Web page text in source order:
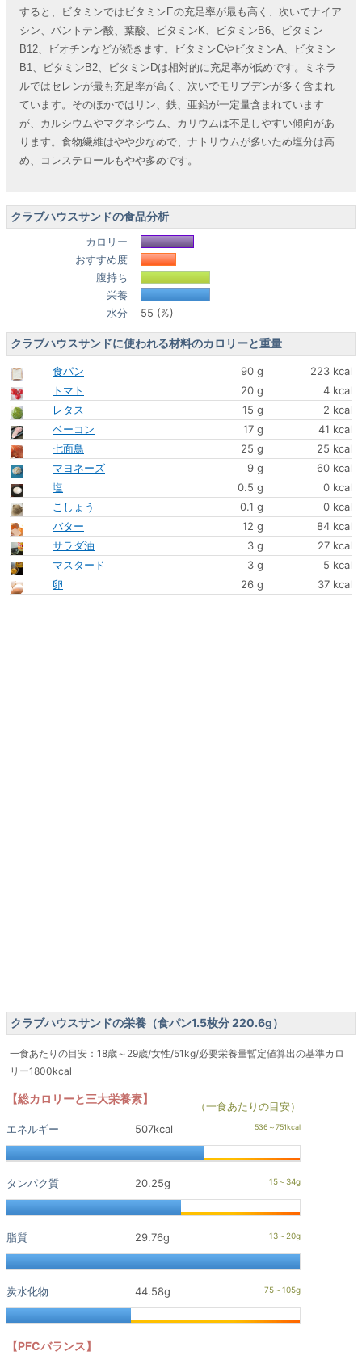
すると、ビタミンではビタミンEの充足率が最も高く、次いでナイア
シン、パントテン酸、葉酸、ビタミンK、ビタミンB6、ビタミン
B12、ビオチンなどが続きます。ビタミンCやビタミンA、ビタミン
B1、ビタミンB2、ビタミンDは相対的に充足率が低めです。ミネラ
ルではセレンが最も充足率が高く、次いでモリブデンが多く含まれ
ています。そのほかではリン、鉄、亜鉛が一定量含まれています
が、カルシウムやマグネシウム、カリウムは不足しやすい傾向があ
ります。食物繊維はやや少なめで、ナトリウムが多いため塩分は高
め、コレステロールもやや多めです。
クラブハウスサンドの食品分析
カロリー
おすすめ度
腹持ち
栄養
水分
55 (%)
クラブハウスサンドに使われる材料のカロリーと重量
食パン 90 g
223 kcal
トマト
20 g
4 kcal
レタス
15 g
2 kcal
ベーコン
17 g
41 kcal
七面鳥
25 g
25 kcal
マヨネーズ
9 g
60 kcal
塩
0.5 g
0 kcal
こしょう
0.1 g
0 kcal
バター
12 g
84 kcal
サラダ油
3 g
27 kcal
マスタード
3 g
5 kcal
卵
26 g 37 kcal
クラブハウスサンドの栄養（食パン1.5枚分 220.6g）
一食あたりの目安：18歳～29歳/女性/51kg/必要栄養量暫定値算出の基準カロ
リー1800kcal
【総カロリーと三大栄養素】
（一食あたりの目安）
エネルギー
507kcal
タンパク質 20.25g
脂質 29.76g
炭水化物 44.58g
【PFCバランス】